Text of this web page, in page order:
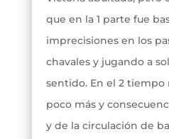
que en la 1 parte fue
imprecisiones en los
chavales y jugando a
sentido. En el 2 tiempo
poco más y
y de la circulación de